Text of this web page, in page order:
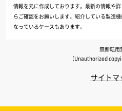
情報を元に作成しております。最新の情報や
らご確認をお願いします。紹介している製造
なっているケースもあります。
無断転用
（Unauthorized
サイトマ